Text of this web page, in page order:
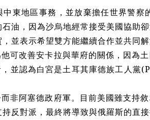
東地區事務，並放棄擔任世界警察
油，因為沙烏地經常接受美國協助
並表示希望雙方能繼續合作並共同解
可改善安卡拉與華府的關係，因為
並認為白宮是土耳其庫德族工人黨
非阿塞德政府軍。目前美國雖支持
反對派，最終將導致與俄羅斯的直接